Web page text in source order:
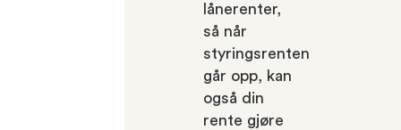
lånerenter,
så når
styringsrenten
går opp, kan
også din
rente gjøre